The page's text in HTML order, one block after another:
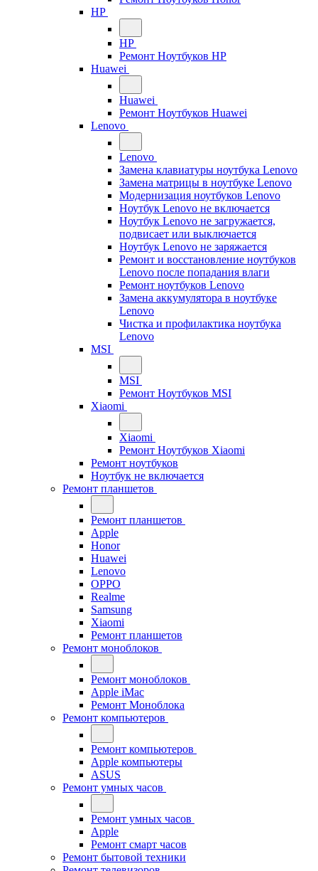
HP
HP
Ремонт Ноутбуков HP
Huawei
Huawei
Ремонт Ноутбуков Huawei
Lenovo
Lenovo
Замена клавиатуры ноутбука Lenovo
Замена матрицы в ноутбуке Lenovo
Модернизация ноутбуков Lenovo
Ноутбук Lenovo не включается
Ноутбук Lenovo не загружается,
подвисает или выключается
Ноутбук Lenovo не заряжается
Ремонт и восстановление ноутбуков
Lenovo после попадания влаги
Ремонт ноутбуков Lenovo
Замена аккумулятора в ноутбуке
Lenovo
Чистка и профилактика ноутбука
Lenovo
MSI
MSI
Ремонт Ноутбуков MSI
Xiaomi
Xiaomi
Ремонт Ноутбуков Xiaomi
Ремонт ноутбуков
Ноутбук не включается
Ремонт планшетов
Ремонт планшетов
Apple
Honor
Huawei
Lenovo
OPPO
Realme
Samsung
Xiaomi
Ремонт планшетов
Ремонт моноблоков
Ремонт моноблоков
Apple iMac
Ремонт Моноблока
Ремонт компьютеров
Ремонт компьютеров
Apple компьютеры
ASUS
Ремонт умных часов
Ремонт умных часов
Apple
Ремонт смарт часов
Ремонт бытовой техники